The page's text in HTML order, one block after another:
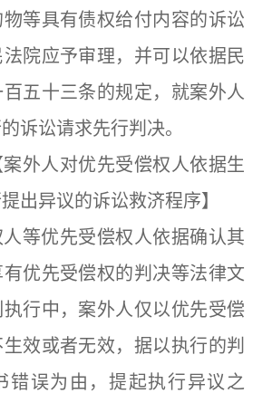
等具有债权给付内容的诉讼
院应予审理，并可以依据民
五十三条的规定，就案外人
诉讼请求先行判决。
人对优先受偿权人依据生
出异议的诉讼救济程序】
优先受偿权人依据确认其
优先受偿权的判决等法律文
行中，案外人仅以优先受偿
效或者无效，据以执行的判
错误为由，提起执行异议之